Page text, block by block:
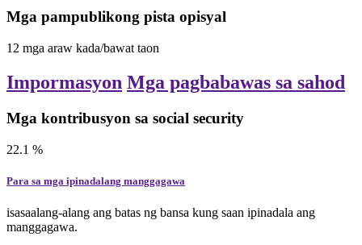
Mga pampublikong pista opisyal
12 mga araw kada/bawat taon
Impormasyon Mga pagbabawas sa sahod
Mga kontribusyon sa social security
22.1 %
Para sa mga ipinadalang manggagawa
isasaalang-alang ang batas ng bansa kung saan ipinadala ang
manggagawa.